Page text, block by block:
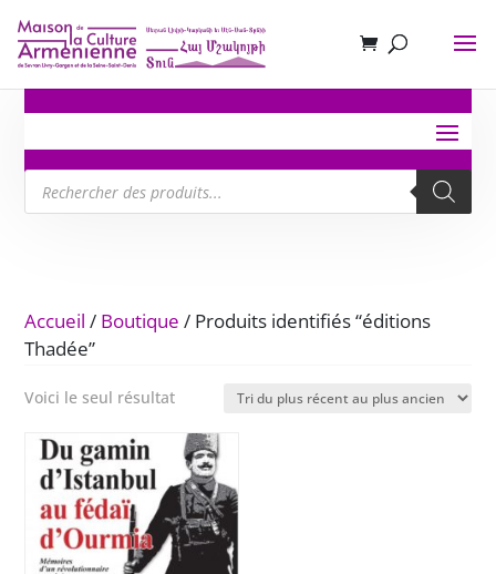
Recherche
de
produits
Accueil / Boutique / Produits identifiés “éditions
Thadée”
Voici le seul résultat